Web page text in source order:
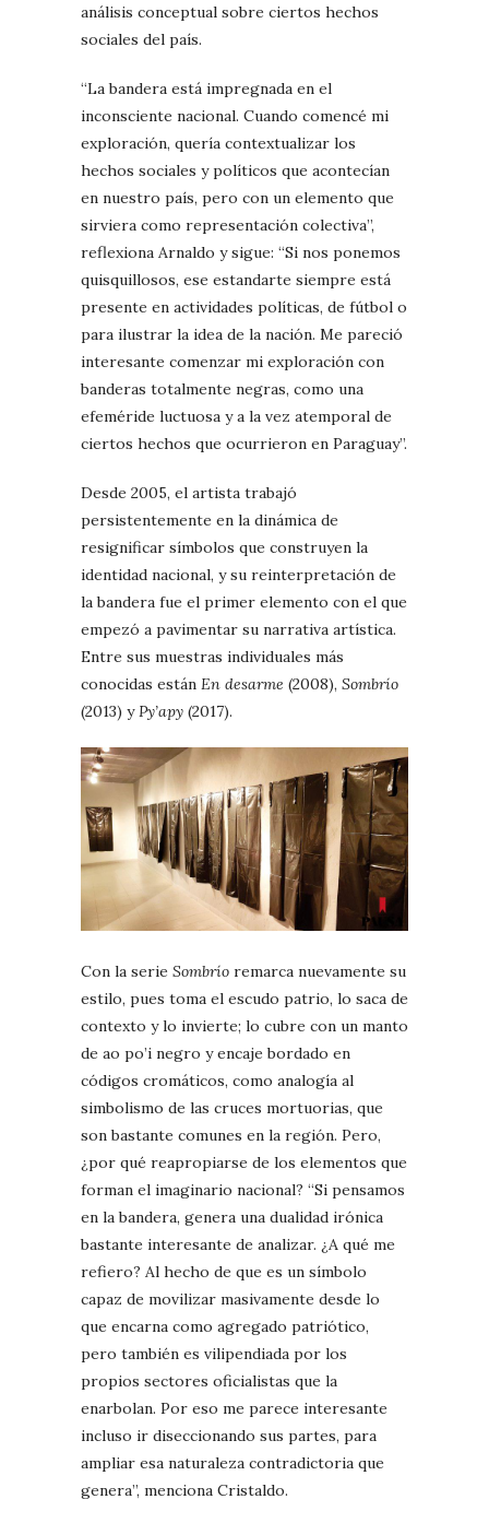
análisis conceptual sobre ciertos hechos
sociales del país.
“La bandera está impregnada en el
inconsciente nacional. Cuando comencé mi
exploración, quería contextualizar los
hechos sociales y políticos que acontecían
en nuestro país, pero con un elemento que
sirviera como representación colectiva”,
reflexiona Arnaldo y sigue: “Si nos ponemos
quisquillosos, ese estandarte siempre está
presente en actividades políticas, de fútbol o
para ilustrar la idea de la nación. Me pareció
interesante comenzar mi exploración con
banderas totalmente negras, como una
efeméride luctuosa y a la vez atemporal de
ciertos hechos que ocurrieron en Paraguay”.
Desde 2005, el artista trabajó
persistentemente en la dinámica de
resignificar símbolos que construyen la
identidad nacional, y su reinterpretación de
la bandera fue el primer elemento con el que
empezó a pavimentar su narrativa artística.
Entre sus muestras individuales más
conocidas están En desarme (2008), Sombrío
(2013) y Py’apy (2017).
Con la serie Sombrío remarca nuevamente su
estilo, pues toma el escudo patrio, lo saca de
contexto y lo invierte; lo cubre con un manto
de ao po’i negro y encaje bordado en
códigos cromáticos, como analogía al
simbolismo de las cruces mortuorias, que
son bastante comunes en la región. Pero,
¿por qué reapropiarse de los elementos que
forman el imaginario nacional? “Si pensamos
en la bandera, genera una dualidad irónica
bastante interesante de analizar. ¿A qué me
refiero? Al hecho de que es un símbolo
capaz de movilizar masivamente desde lo
que encarna como agregado patriótico,
pero también es vilipendiada por los
propios sectores oficialistas que la
enarbolan. Por eso me parece interesante
incluso ir diseccionando sus partes, para
ampliar esa naturaleza contradictoria que
genera”, menciona Cristaldo.